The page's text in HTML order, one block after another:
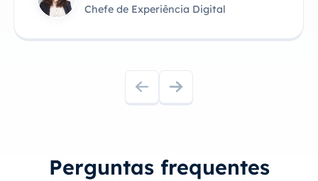
Proprietário Técnico do Produto
Perguntas frequentes